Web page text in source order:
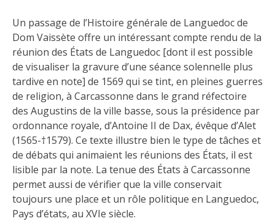
Un passage de l’Histoire générale de Languedoc de
Dom Vaissète offre un intéressant compte rendu de la
réunion des États de Languedoc [dont il est possible
de visualiser la gravure d’une séance solennelle plus
tardive en note] de 1569 qui se tint, en pleines guerres
de religion, à Carcassonne dans le grand réfectoire
des Augustins de la ville basse, sous la présidence par
ordonnance royale, d’Antoine II de Dax, évêque d’Alet
(1565-†1579). Ce texte illustre bien le type de tâches et
de débats qui animaient les réunions des États, il est
lisible par la note. La tenue des États à Carcassonne
permet aussi de vérifier que la ville conservait
toujours une place et un rôle politique en Languedoc,
Pays d’états, au XVIe siècle.